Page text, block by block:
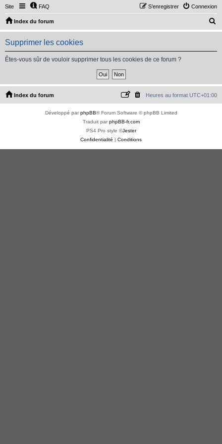
Site FAQ Connexion
S’enregistrer
Index du forum
e
h
Supprimer les cookies
Êtes-vous sûr de vouloir supprimer tous les cookies de ce forum ?
Index du forum Heures au format UTC+01:00
Développé parphpBB® Forum Software © phpBB Limited
Traduit parphpBB-fr.com
PS4 Pro style ©Jester
Confidentialité | Conditions